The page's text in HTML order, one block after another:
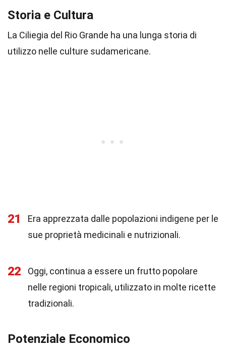
Storia e Cultura
La Ciliegia del Rio Grande ha una lunga storia di
utilizzo nelle culture sudamericane.
21
Era apprezzata dalle popolazioni indigene per le
sue proprietà medicinali e nutrizionali.
22
Oggi, continua a essere un frutto popolare
nelle regioni tropicali, utilizzato in molte ricette
tradizionali.
Potenziale Economico